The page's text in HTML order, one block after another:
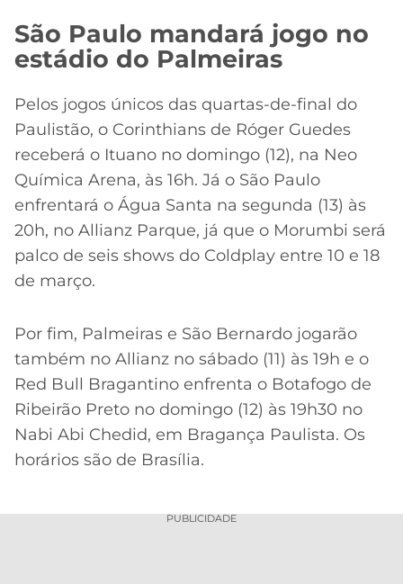
São Paulo mandará jogo no
estádio do Palmeiras
Pelos jogos únicos das quartas-de-final do
Paulistão, o Corinthians de Róger Guedes
receberá o Ituano no domingo (12), na Neo
Química Arena, às 16h. Já o São Paulo
enfrentará o Água Santa na segunda (13) às
20h, no Allianz Parque, já que o Morumbi será
palco de seis shows do Coldplay entre 10 e 18
de março.
Por fim, Palmeiras e São Bernardo jogarão
também no Allianz no sábado (11) às 19h e o
Red Bull Bragantino enfrenta o Botafogo de
Ribeirão Preto no domingo (12) às 19h30 no
Nabi Abi Chedid, em Bragança Paulista. Os
horários são de Brasília.
PUBLICIDADE